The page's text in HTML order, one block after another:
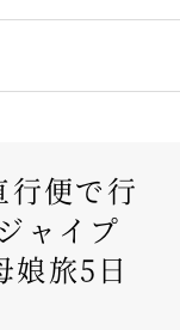
行便で行
ャイプ
娘旅5日